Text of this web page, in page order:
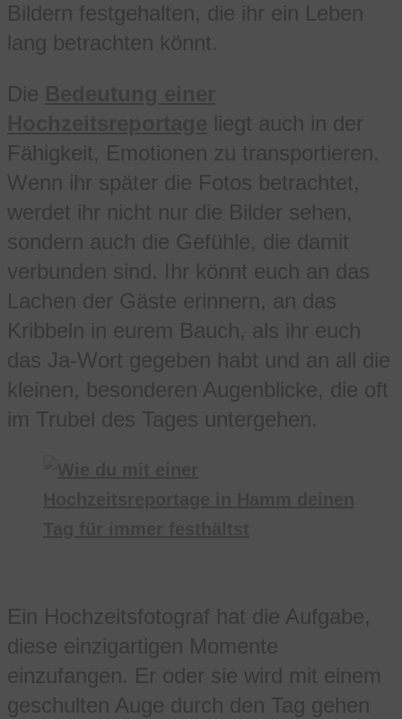
Bildern festgehalten, die ihr ein Leben
lang betrachten könnt.
Die
liegt auch in der
Fähigkeit, Emotionen zu transportieren.
Wenn ihr später die Fotos betrachtet,
werdet ihr nicht nur die Bilder sehen,
sondern auch die Gefühle, die damit
verbunden sind. Ihr könnt euch an das
Lachen der Gäste erinnern, an das
Kribbeln in eurem Bauch, als ihr euch
das Ja-Wort gegeben habt und an all die
kleinen, besonderen Augenblicke, die oft
im Trubel des Tages untergehen.
Ein Hochzeitsfotograf hat die Aufgabe,
diese einzigartigen Momente
einzufangen. Er oder sie wird mit einem
geschulten Auge durch den Tag gehen